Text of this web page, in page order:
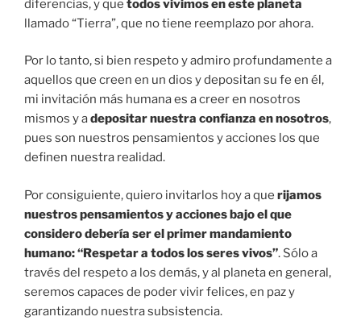
diferencias, y que todos vivimos en este planeta
llamado “Tierra”, que no tiene reemplazo por ahora.
Por lo tanto, si bien respeto y admiro profundamente a
aquellos que creen en un dios y depositan su fe en él,
mi invitación más humana es a creer en nosotros
mismos y adepositar nuestra confianza en nosotros,
pues son nuestros pensamientos y acciones los que
definen nuestra realidad.
Por consiguiente, quiero invitarlos hoy a que rijamos
nuestros pensamientos y acciones bajo el que
considero debería ser el primer mandamiento
humano: “Respetar a todos los seres vivos”. Sólo a
través del respeto a los demás, y al planeta en general,
seremos capaces de poder vivir felices, en paz y
garantizando nuestra subsistencia.